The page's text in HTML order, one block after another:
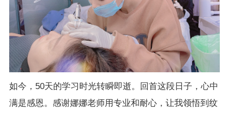
如今，50天的学习时光转瞬即逝。回首这段日子，心中
满是感恩。感谢娜娜老师用专业和耐心，让我领悟到纹